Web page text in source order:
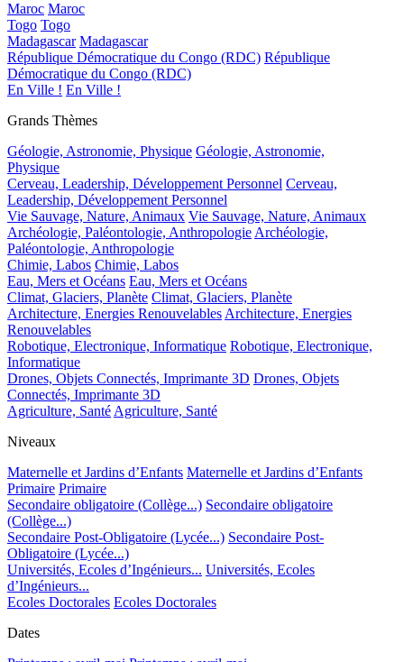
Maroc Maroc
Togo Togo
Madagascar Madagascar
République Démocratique du Congo (RDC) République
Démocratique du Congo (RDC)
En Ville ! En Ville !
Grands Thèmes
Géologie, Astronomie, Physique Géologie, Astronomie,
Physique
Cerveau, Leadership, Développement Personnel Cerveau,
Leadership, Développement Personnel
Vie Sauvage, Nature, Animaux Vie Sauvage, Nature, Animaux
Archéologie, Paléontologie, AnthropologieArchéologie,
Paléontologie, Anthropologie
Chimie, Labos Chimie, Labos
Eau, Mers et Océans Eau, Mers et Océans
Climat, Glaciers, Planète Climat, Glaciers, Planète
Architecture, Energies RenouvelablesArchitecture, Energies
Renouvelables
Robotique, Electronique, Informatique Robotique, Electronique,
Informatique
Drones, Objets Connectés, Imprimante 3D Drones, Objets
Connectés, Imprimante 3D
Agriculture, SantéAgriculture, Santé
Niveaux
Maternelle et Jardins d’Enfants Maternelle et Jardins d’Enfants
Primaire Primaire
Secondaire obligatoire (Collège...) Secondaire obligatoire
(Collège...)
Secondaire Post-Obligatoire (Lycée...) Secondaire Post-
Obligatoire (Lycée...)
Universités, Ecoles d’Ingénieurs... Universités, Ecoles
d’Ingénieurs...
Ecoles Doctorales Ecoles Doctorales
Dates